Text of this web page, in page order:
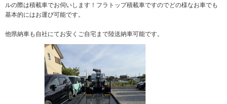
ルの際は積載車でお伺いします！フラトップ積載車ですのでどの様なお車でも
基本的にはお運び可能です。
他県納車も自社にてお安くご自宅まで陸送納車可能です。